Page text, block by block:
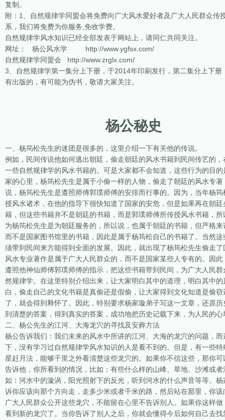
复制。
附：1、自然规律学同盟会将免费向广大风水爱好者及广大人民群众
系，我们将免费为你服务,免收学费。
自然规律学风水知识已经全部发表于网站上，请同仁共同关注。
网址： 杨公风水学 http://www.ygfsx.com/
自然规律学同盟会 http://www.zrglx.com/
3、自然规律学第一集分上下册，于2014年印刷发行，第二集分上下
有出版的，有可能为伪书，敬请大家关注。
杨公秘史
一、杨筠松先生的迷团是很多的，这里介绍一下有关他的传说。
例如，民间传说他如何逃出朝廷，偷走朝廷的风水书籍到民间传艺的
一些自然规律学的风水书籍的。可是大家都不会知道，这些行为的目
家的心里，杨筠松先生是属于小偷一样的人物，偷走了朝廷的风水专
说，杨筠松先生是遵照师傅郭璞师傅的安排而行事的。因为，当年杨
授风水诸术，在他的指导下很快知道了国家的安危，但是如果再在朝
籍，但这些书籍并不是朝廷的书籍，而是郭璞师傅所传授风水书籍，
为杨筠松先生是为朝廷服务的，所以说，也属于朝廷的书籍，但严格
而不是国家图书馆里的书籍，因此是属于杨筠松自己的书籍了。当然
须带到民间来方能得到全面的发展。因此，就出现了杨筠松先生偷走
风水专业著作是属于广大人民群众的，而不是国家某些人专有的。因
遵照他神仙师傅郭璞师傅的指示，把这些书籍带到民间，为广大人民
然规律学。在这里特别介绍出来，让大家明白其中的道理，明白其中
白，偷走自己的文化书籍是真偷还是假偷，让大家得到文化知道是偷
了，就会得到释怀了。因此，特别要求杨家璇弟子写这一文章，还原
到清楚的答案，得到真实的答案，成功地把历史记载下来，为人民的
二、杨公先生的江河、大海龙穴的寻找及安葬方法
杨公告诉我们：我们未来的风水中所讲的江河、大海的龙穴的问题，
下，没有学习过自然规律学风水知识的人是看不到的。但是，有一些
星赶月法，能够千里之外看清楚这些龙穴的。如果你不信这些，那你
告诉他，你所看到的情况，比如：有些什么样的山峰、草地、沙滩或
如：河水中的漩涡，阳光照射下的反光，听到河水的什么声音等等。
诉你应该向那个方向走，走多少米或者千米的路，然后站在那里，你
广大人民群众公开这些龙穴，不能留在心里不告诉别人。如果你这样
看到新的龙穴了。当你告诉了别人之后，你就会懂得今后如何自己去